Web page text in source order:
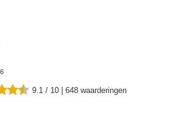
9.1 / 10 | 648 waarderingen